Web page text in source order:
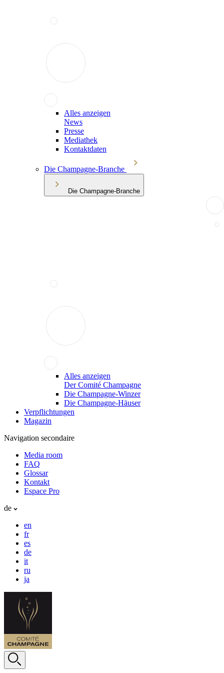
Alles anzeigen
News
Presse
Mediathek
Kontaktdaten
Die Champagne-Branche
Die Champagne-Branche
Alles anzeigen
Der Comité Champagne
Die Champagne-Winzer
Die Champagne-Häuser
Verpflichtungen
Magazin
Navigation secondaire
Media room
FAQ
Glossar
Kontakt
Espace Pro
de
en
fr
es
de
it
ru
ja